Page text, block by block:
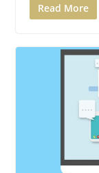
Read More